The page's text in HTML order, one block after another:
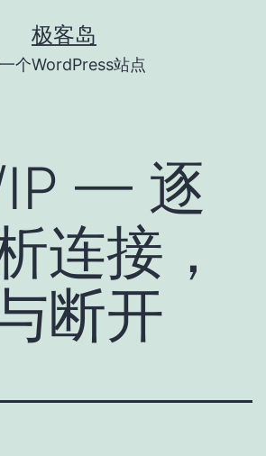
极客岛
个WordPress站点
IP — 逐
连接，
断开